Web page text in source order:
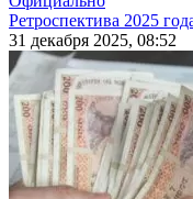
Ретроспектива 2025
31 декабря 2025, 08:52